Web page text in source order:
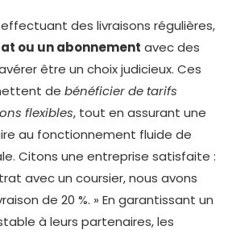
des livraisons régulières,
ou un abonnement avec des
être un choix judicieux. Ces
de bénéficier de tarifs
flexibles, tout en assurant une
au fonctionnement fluide de
Citons une entreprise satisfaite :
avec un coursier, nous avons
de 20 %. » En garantissant un
à leurs partenaires, les